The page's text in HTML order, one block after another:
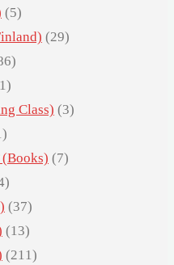
(5)
(29)
Class) (3)
(7)
(37)
(13)
(211)